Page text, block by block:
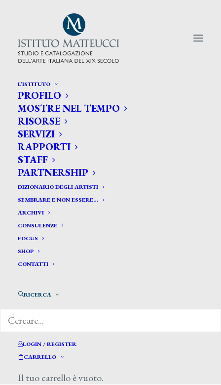
L’ISTITUTO
PROFILO
MOSTRE NEL TEMPO
RISORSE
SERVIZI
RAPPORTI
STAFF
PARTNERSHIP
DIZIONARIO DEGLI ARTISTI
SEMBRARE E NON ESSERE…
ARCHIVI
CONSULENZE
FOCUS
SHOP
CONTATTI
RICERCA
LOGIN / REGISTER
CARRELLO
Il tuo carrello è vuoto.
CERCA TRA GLI ARTISTI:
Search
for:
Alberici Augusto